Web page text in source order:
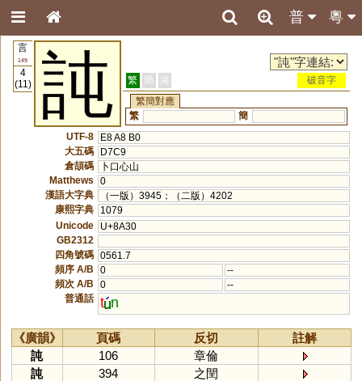
粵
普
言
149
4
(11)
訰 繁 簡 港
破音字
繁簡對應
繁
簡
UTF-8
E8 A8 B0
大五碼
D7C9
倉頡碼
卜口心山
Matthews
0
漢語大字典
（一版）3945；（二版）4202
康熙字典
1079
Unicode
U+8A30
GB2312
四角號碼 0561.7
頻序 A/B
0
--
頻次 A/B
0
--
普通話 t n
《廣韻》 頁碼 反切
註解
訰
106
章倫
訰
394
之閏